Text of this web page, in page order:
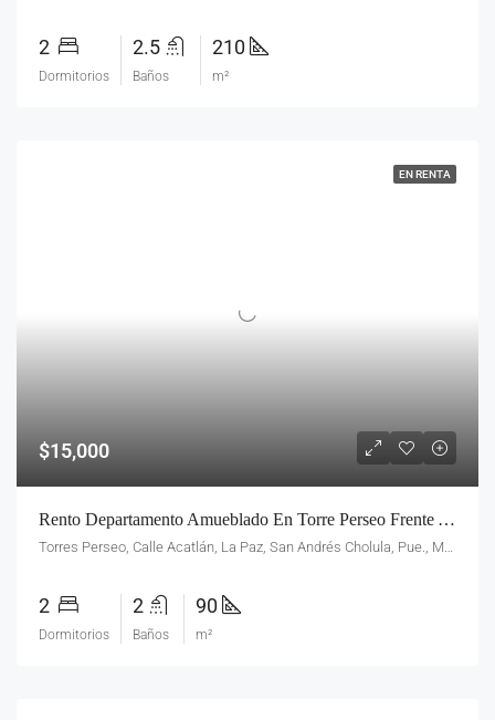
2
Dormitorios
2.5
Baños
210
m²
EN RENTA
$15,000
Rento Departamento Amueblado En Torre Perseo Frente A Hotel Camino Real Y Cerca Angelopolis Y Periférico
Torres Perseo, Calle Acatlán, La Paz, San Andrés Cholula, Pue., México
2
Dormitorios
2
Baños
90
m²